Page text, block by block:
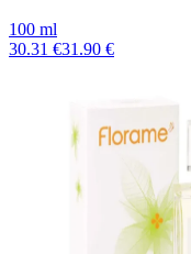
100 ml
30.31 €31.90 €